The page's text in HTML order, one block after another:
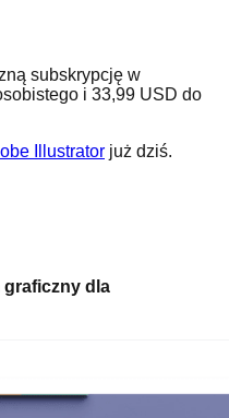
subskrypcję w
i 33,99 USD do
Illustrator już dziś.
graficzny dla